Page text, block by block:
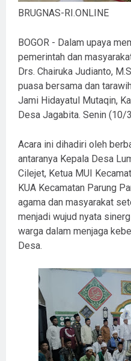
BRUGNAS-RI.ONLINE
BOGOR - Dalam upaya
pemerintah dan
Drs. Chairuka Judianto,
puasa bersama dan
Jami Hidayatul Mutaqin,
Desa Jagabita. Senin (10/
Acara ini dihadiri oleh
antaranya Kepala Desa
Cilejet, Ketua MUI
KUA Kecamatan Parung
agama dan masyarakat
menjadi wujud nyata
warga dalam menjaga
Desa.